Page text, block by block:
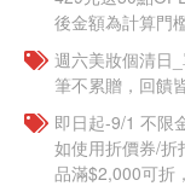
後金額為計算門
週六美妝個清日
筆不累贈，回饋
即日起-9/1 不限
如使用折價券/折
品滿$2,000可折